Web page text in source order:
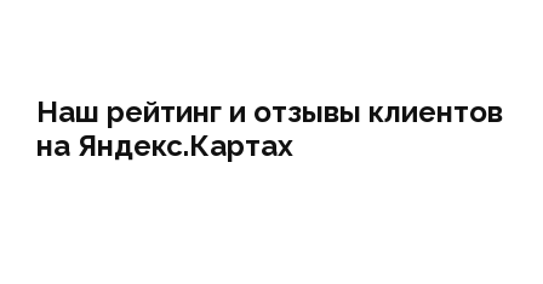
Наш рейтинг и отзывы клиентов
на Яндекс.Картах